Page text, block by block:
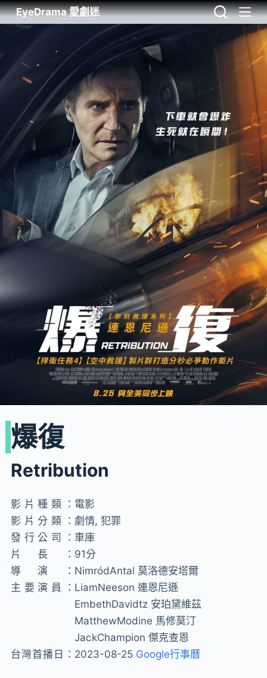
EyeDrama 愛劇迷
爆復
Retribution
影片種類： 電影
影片分類： 劇情, 犯罪
發行公司： 車庫
片長： 91分
導演： NimródAntal 莫洛德安塔爾
主要演員： LiamNeeson 連恩尼遜
EmbethDavidtz 安珀黛維茲
MatthewModine 馬修莫汀
JackChampion 傑克查恩
台灣首播日： 2023-08-25 Google行事曆